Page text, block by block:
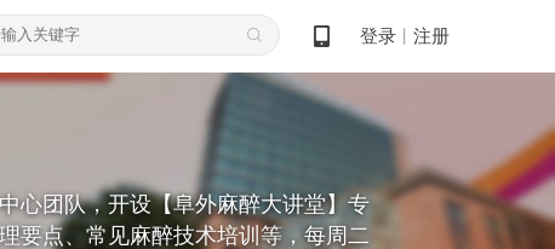
登录 注册
心团队，开设【阜外麻醉大讲堂】专
要点、常见麻醉技术培训等，每周二